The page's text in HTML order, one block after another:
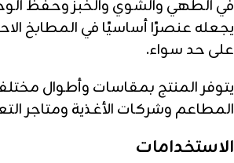
في الطهي والشوي والخبز وحفظ
يجعله عنصرًا أساسيًا في المطابخ
على حد سواء.
يتوفر المنتج بمقاسات وأطوال
المطاعم وشركات الأغذية ومتاجر
الاستخدامات